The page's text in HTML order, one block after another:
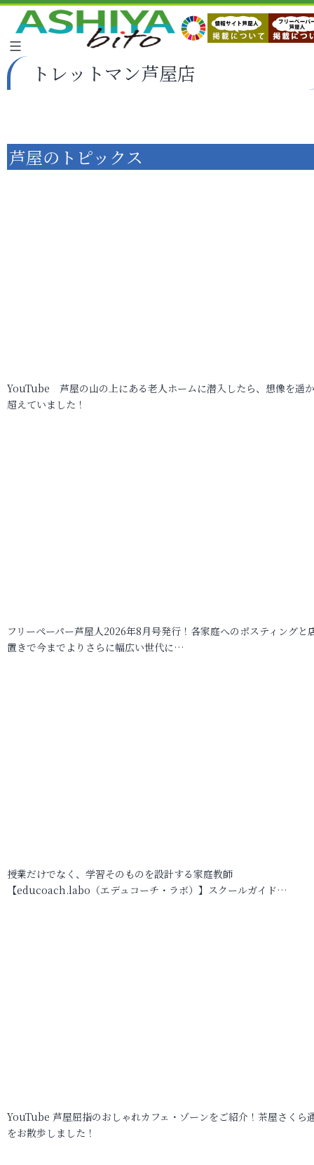
トレットマン芦屋店
芦屋のトピックス
YouTube 芦屋の山の上にある老人ホームに潜入したら、想像を遥
超えていました！
フリーペーパー芦屋人2026年8月号発行！各家庭へのポスティングと
置きで今までよりさらに幅広い世代に…
授業だけでなく、学習そのものを設計する家庭教師
【educoach.labo（エデュコーチ・ラボ）】スクールガイド…
YouTube 芦屋屈指のおしゃれカフェ・ゾーンをご紹介！茶屋さくら
をお散歩しました！